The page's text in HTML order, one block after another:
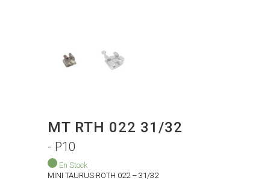
MT RTH 022 31/32
- P10
En Stock
MINI TAURUS ROTH 022 – 31/32